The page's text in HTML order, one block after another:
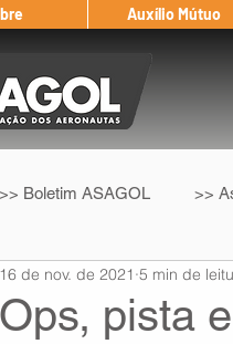
Auxílio Mútuo
>> Boletim ASAGOL >>
>> IFALPA >>
Ops, pista
16 de nov. de 2021 5 min de